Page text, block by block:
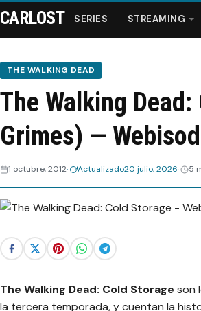
Series
Streaming
Webisodios
CARLOST SERIES STREAMING
THE WALKING DEAD
The Walking
Grimes) —
1 octubre, 2012 Actualizado20 julio, 2026 5
The Walking Dead: Cold Storage son
la tercera temporada, y cuentan la